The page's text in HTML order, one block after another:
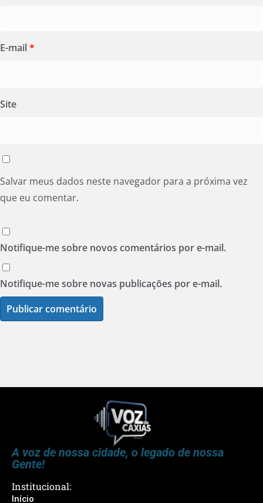
E-mail*
Site
Salvar meus dados neste navegador para a próxima vez
que eu comentar.
Notifique-me sobre novos comentários por e-mail.
Notifique-me sobre novas publicações por e-mail.
A voz de nossa cidade, o legado de nossa
Gente!
Institucional:
Início